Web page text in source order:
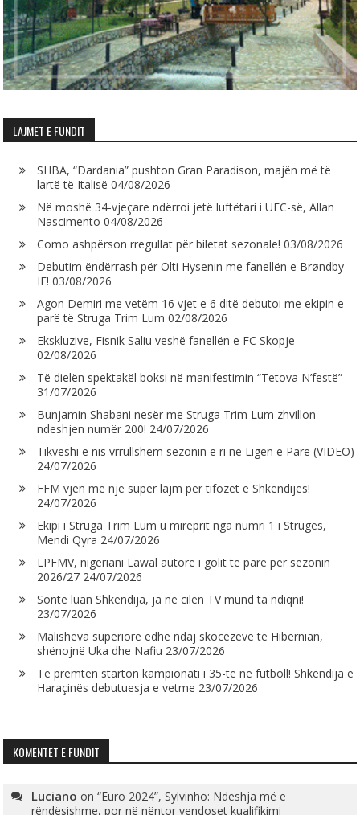
LAJMET E FUNDIT
SHBA, “Dardania” pushton Gran Paradison, majën më të
lartë të Italisë 04/08/2026
Në moshë 34-vjeçare ndërroi jetë luftëtari i UFC-së, Allan
Nascimento 04/08/2026
Como ashpërson rregullat për biletat sezonale! 03/08/2026
Debutim ëndërrash për Olti Hysenin me fanellën e Brøndby
IF! 03/08/2026
Agon Demiri me vetëm 16 vjet e 6 ditë debutoi me ekipin e
parë të Struga Trim Lum 02/08/2026
Ekskluzive, Fisnik Saliu veshë fanellën e FC Skopje
02/08/2026
Të dielën spektakël boksi në manifestimin “Tetova N’festë”
31/07/2026
Bunjamin Shabani nesër me Struga Trim Lum zhvillon
ndeshjen numër 200! 24/07/2026
Tikveshi e nis vrrullshëm sezonin e ri në Ligën e Parë (VIDEO)
24/07/2026
FFM vjen me një super lajm për tifozët e Shkëndijës!
24/07/2026
Ekipi i Struga Trim Lum u mirëprit nga numri 1 i Strugës,
Mendi Qyra 24/07/2026
LPFMV, nigeriani Lawal autorë i golit të parë për sezonin
2026/27 24/07/2026
Sonte luan Shkëndija, ja në cilën TV mund ta ndiqni!
23/07/2026
Malisheva superiore edhe ndaj skocezëve të Hibernian,
shënojnë Uka dhe Nafiu 23/07/2026
Të premtën starton kampionati i 35-të në futboll! Shkëndija e
Haraçinës debutuesja e vetme 23/07/2026
KOMENTET E FUNDIT
Luciano on“Euro 2024”, Sylvinho: Ndeshja më e
rëndësishme, por në nëntor vendoset kualifikimi